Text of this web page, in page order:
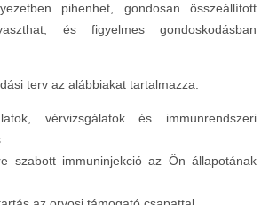
pihenhet, gondosan összeállított
és figyelmes gondoskodásban
terv az alábbiakat tartalmazza:
vérvizsgálatok és immunrendszeri
szabott immuninjekció az Ön állapotának